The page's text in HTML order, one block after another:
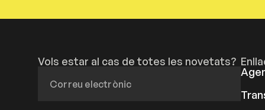
Vols estar al cas de totes les novetats?